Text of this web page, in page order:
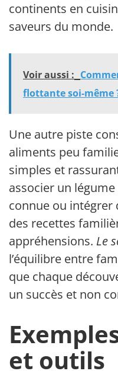
continents en
saveurs du monde.
Voir aussi :
flottante soi-même
Une autre piste
aliments peu
simples et
associer un
connue ou intégrer
des recettes
appréhensions. Le
l’équilibre entre
que chaque
un succès et non
et outils